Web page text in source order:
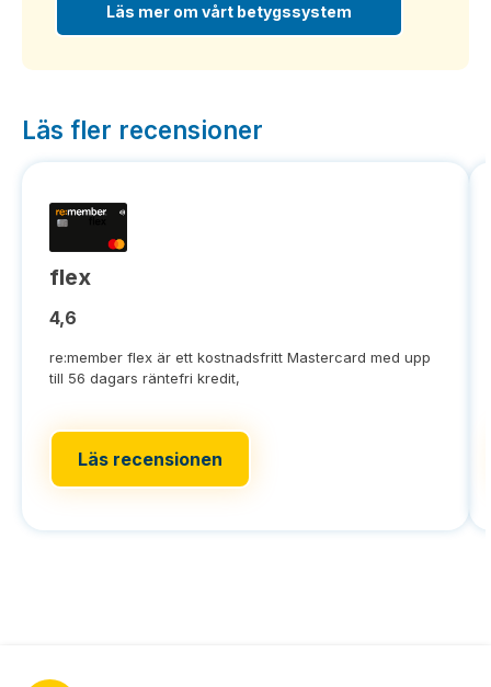
Läs mer om vårt betygssystem
Läs fler recensioner
flex
4,6
re:member flex är ett kostnadsfritt Mastercard med upp
till 56 dagars räntefri kredit,
Läs recensionen